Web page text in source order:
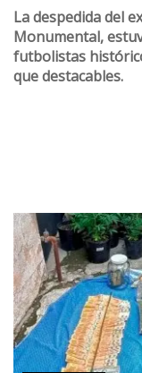
La despedida del
Monumental,
futbolistas
que destacables.